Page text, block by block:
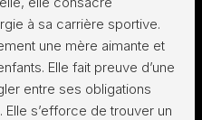
à sa carrière sportive.
une mère aimante et
Elle fait preuve d’une
entre ses obligations
s’efforce de trouver un